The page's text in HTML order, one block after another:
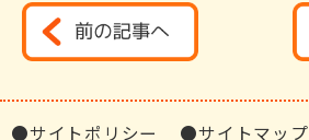
●サイトポリシー
●サイトマップ